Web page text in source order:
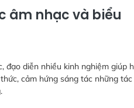
âm nhạc và biểu
đạo diễn nhiều kinh nghiệm giúp
cảm hứng sáng tác những tác